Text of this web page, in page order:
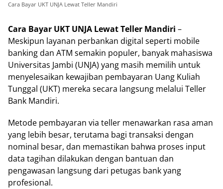
Cara Bayar UKT UNJA Lewat Teller Mandiri
Cara Bayar UKT UNJA Lewat Teller Mandiri –
Meskipun layanan perbankan digital seperti mobile
banking dan ATM semakin populer, banyak mahasiswa
Universitas Jambi (UNJA) yang masih memilih untuk
menyelesaikan kewajiban pembayaran Uang Kuliah
Tunggal (UKT) mereka secara langsung melalui Teller
Bank Mandiri.
Metode pembayaran via teller menawarkan rasa aman
yang lebih besar, terutama bagi transaksi dengan
nominal besar, dan memastikan bahwa proses input
data tagihan dilakukan dengan bantuan dan
pengawasan langsung dari petugas bank yang
profesional.